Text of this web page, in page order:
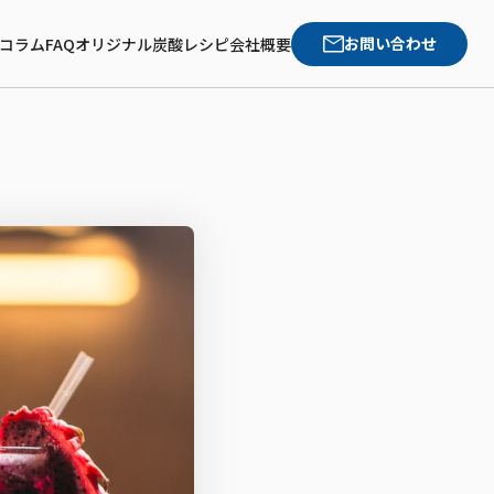
コラムFAQオリジナル炭酸レシピ会社概要 お問い合わせ